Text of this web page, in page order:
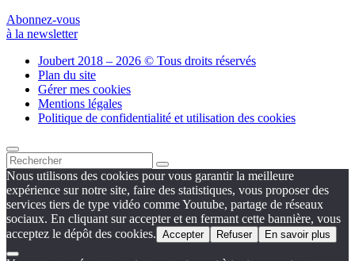
Abonnez-vous
à la newsletter
Joubert 2018 – 2026 © Tous droits réservés
Plan du site
Gérer mes cookies
Mentions légales
Politique de confidentialité et utilisation des cookies
Nous utilisons des cookies pour vous garantir la meilleure
expérience sur notre site, faire des statistiques, vous proposer des
services tiers de type vidéo comme Youtube, partage de réseaux
sociaux. En cliquant sur accepter et en fermant cette bannière, vous
acceptez le dépôt des cookies. Accepter Refuser En savoir plus